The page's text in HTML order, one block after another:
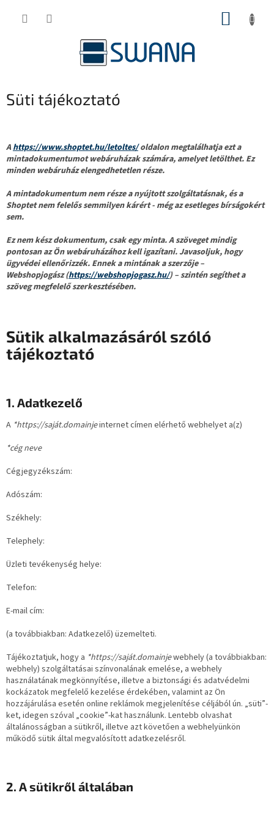
KOSÁR
Süti tájékoztató
A https://www.shoptet.hu/letoltes/oldalon megtalálhatja ezt a
mintadokumentumot webáruházak számára, amelyet letölthet. Ez
minden webáruház elengedhetetlen része.
A mintadokumentum nem része a nyújtott szolgáltatásnak, és a
Shoptet nem felelős semmilyen kárért - még az esetleges bírságokért
sem.
Ez nem kész dokumentum, csak egy minta. A szöveget mindig
pontosan az Ön webáruházához kell igazítani. Javasoljuk, hogy
ügyvédei ellenőrizzék. Ennek a mintának a szerzője –
Webshopjogász (https://webshopjogasz.hu/) – szintén segíthet a
szöveg megfelelő szerkesztésében.
Sütik alkalmazásáról szóló
tájékoztató
1. Adatkezelő
A *https://saját.domainjeinternet címen elérhető webhelyet a(z)
*cég neve
Cégjegyzékszám:
Adószám:
Székhely:
Telephely:
Üzleti tevékenység helye:
Telefon:
E-mail cím:
(a továbbiakban: Adatkezelő) üzemelteti.
Tájékoztatjuk, hogy a *https://saját.domainjewebhely (a továbbiakban:
webhely) szolgáltatásai színvonalának emelése, a webhely
használatának megkönnyítése, illetve a biztonsági és adatvédelmi
kockázatok megfelelő kezelése érdekében, valamint az Ön
hozzájárulása esetén online reklámok megjelenítése céljából ún. „süti”-
ket, idegen szóval „cookie”-kat használunk. Lentebb olvashat
általánosságban a sütikről, illetve azt követően a webhelyünkön
működő sütik által megvalósított adatkezelésről.
2. A sütikről általában